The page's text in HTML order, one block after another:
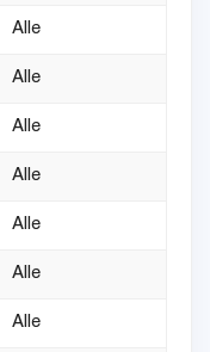
Alle
Alle
Alle
Alle
Alle
Alle
Alle